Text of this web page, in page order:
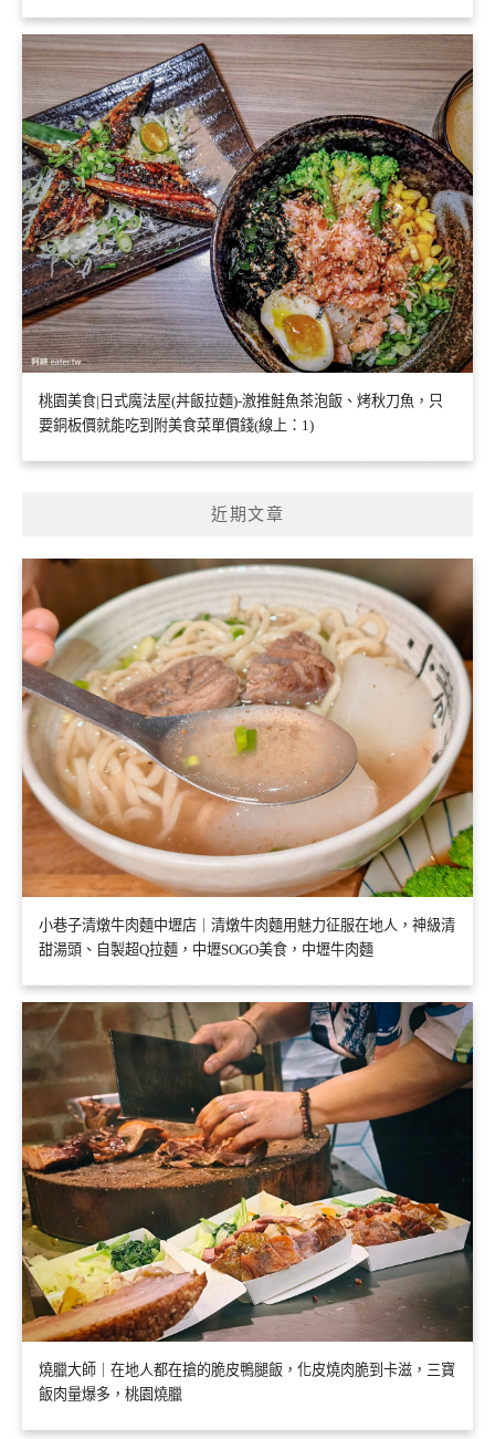
桃園美食|日式魔法屋(丼飯拉麵)-激推鮭魚茶泡飯、烤秋刀魚，只
要銅板價就能吃到附美食菜單價錢(線上：1)
近期文章
小巷子清燉牛肉麵中壢店｜清燉牛肉麵用魅力征服在地人，神級清
甜湯頭、自製超Q拉麵，中壢SOGO美食，中壢牛肉麵
燒臘大師｜在地人都在搶的脆皮鴨腿飯，化皮燒肉脆到卡滋，三寶
飯肉量爆多，桃園燒臘